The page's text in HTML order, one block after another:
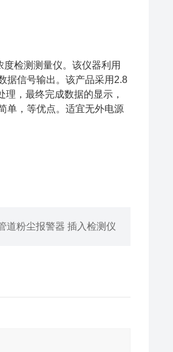
检测测量仪。该仪器利用
据信号输出。该产品采用2.8
，最终完成数据的显示，
单，等优点。适宜无外电源
道粉尘报警器 插入检测仪